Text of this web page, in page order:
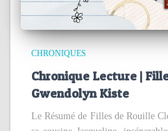
CHRONIQUES
Chronique Lecture |
Gwendolyn Kiste
Le Résumé de Filles de Rouille